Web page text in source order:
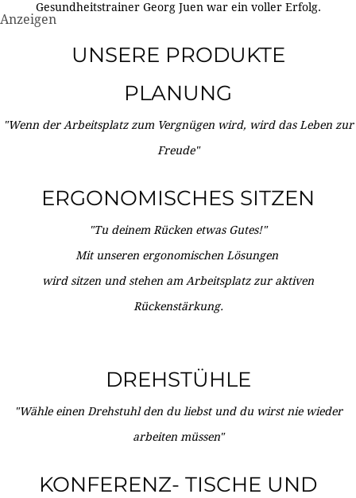
Gesundheitstrainer Georg Juen war ein voller Erfolg.
Anzeigen
UNSERE PRODUKTE
PLANUNG
"Wenn der Arbeitsplatz zum Vergnügen wird, wird das Leben zur
Freude"
ERGONOMISCHES SITZEN
"Tu deinem Rücken etwas Gutes!"
Mit unseren ergonomischen Lösungen
wird sitzen und stehen am Arbeitsplatz zur aktiven
Rückenstärkung.
DREHSTÜHLE
"Wähle einen Drehstuhl den du liebst und du wirst nie wieder
arbeiten müssen"
KONFERENZ- TISCHE UND